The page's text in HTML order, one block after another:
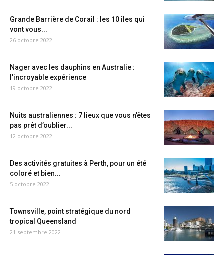
Grande Barrière de Corail : les 10 îles qui
vont vous...
26 octobre 2022
Nager avec les dauphins en Australie :
l’incroyable expérience
19 octobre 2022
Nuits australiennes : 7 lieux que vous n’êtes
pas prêt d’oublier...
12 octobre 2022
Des activités gratuites à Perth, pour un été
coloré et bien...
5 octobre 2022
Townsville, point stratégique du nord
tropical Queensland
21 septembre 2022